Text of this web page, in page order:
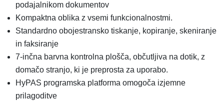
podajalnikom dokumentov
Kompaktna oblika z vsemi funkcionalnostmi.
Standardno obojestransko tiskanje, kopiranje, skeniranje
in faksiranje
7-inčna barvna kontrolna plošča, občutljiva na dotik, z
domačo stranjo, ki je preprosta za uporabo.
HyPAS programska platforma omogoča izjemne
prilagoditve